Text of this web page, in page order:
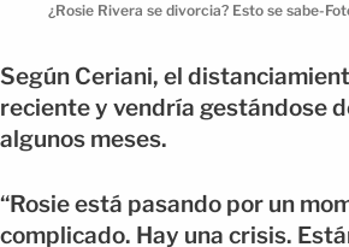
¿Rosie Rivera se divorcia? Esto se sabe-
Según Ceriani, el
reciente y vendría gestándose
algunos meses.
“Rosie está pasando por un
complicado. Hay una crisis.